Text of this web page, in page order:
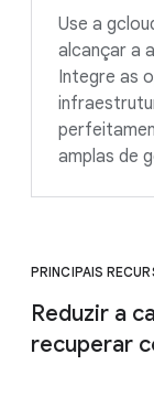
Use a
alcançar a
Integre as
amplas de
PRINCIPAIS
Reduzir a
recuperar